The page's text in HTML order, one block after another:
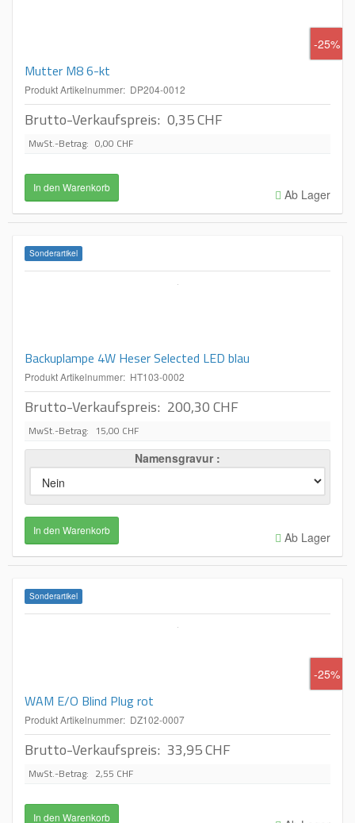
-25%
Mutter M8 6-kt
Produkt Artikelnummer: DP204-0012
Brutto-Verkaufspreis: 0,35 CHF
MwSt.-Betrag: 0,00 CHF
Ab Lager
Sonderartikel
Backuplampe 4W Heser Selected LED blau
Produkt Artikelnummer: HT103-0002
Brutto-Verkaufspreis: 200,30 CHF
MwSt.-Betrag: 15,00 CHF
Namensgravur
Ab Lager
Sonderartikel
-25%
WAM E/O Blind Plug rot
Produkt Artikelnummer: DZ102-0007
Brutto-Verkaufspreis: 33,95 CHF
MwSt.-Betrag: 2,55 CHF